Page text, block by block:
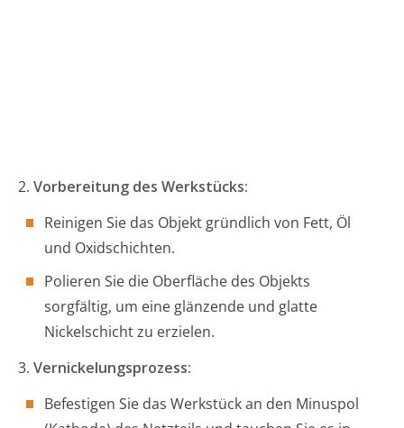
2. Vorbereitung des Werkstücks:
Reinigen Sie das Objekt gründlich von Fett, Öl
und Oxidschichten.
Polieren Sie die Oberfläche des Objekts
sorgfältig, um eine glänzende und glatte
Nickelschicht zu erzielen.
3. Vernickelungsprozess:
Befestigen Sie das Werkstück an den Minuspol